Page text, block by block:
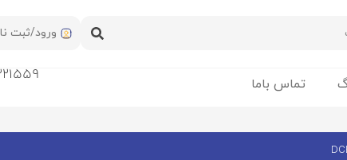
ورود/ثبت
تماس باما